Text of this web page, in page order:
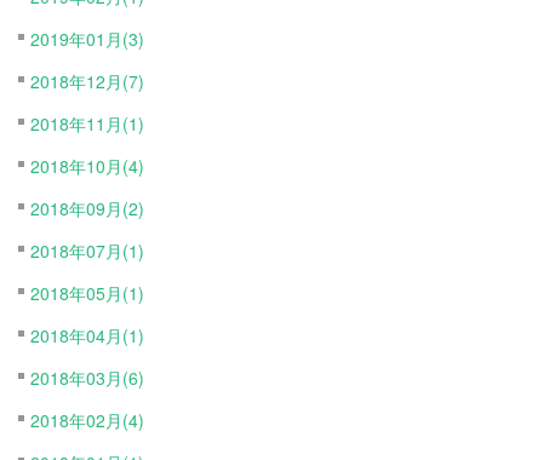
2019年01月(3)
2018年12月(7)
2018年11月(1)
2018年10月(4)
2018年09月(2)
2018年07月(1)
2018年05月(1)
2018年04月(1)
2018年03月(6)
2018年02月(4)